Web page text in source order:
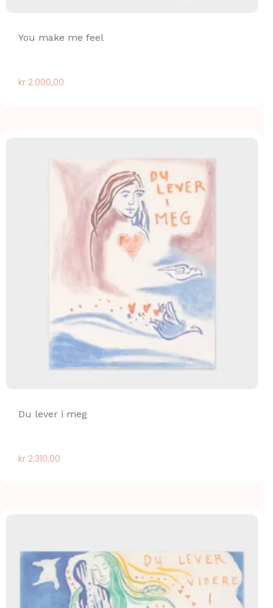
You make me feel
kr 2.000,00
Du lever i meg
kr 2.310,00